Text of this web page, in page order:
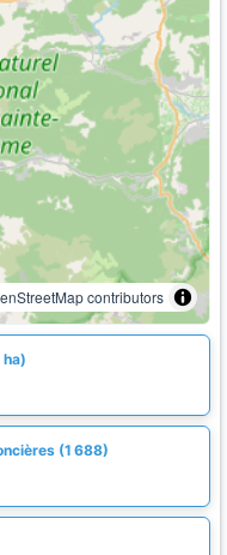
contributors
(1 688)